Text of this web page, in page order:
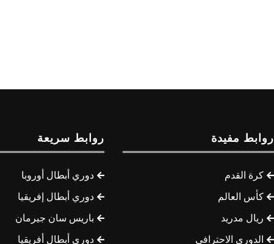
روابط مفيدة
كرة القدم
كأس العالم
ريال مدريد
الدوري الاحترافي
روابط سريعة
دوري أبطال أوروبا
دوري أبطال إفريقيا
باريس سان جيرمان
دوري أبطال أفريقيا